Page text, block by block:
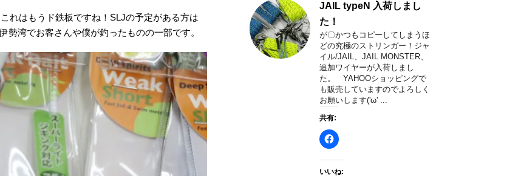
れはもうド鉄板ですね！SLJの予定がある方は
湾でお客さんや僕が釣ったものの一部です。
JAIL typeN 入荷しまし
た！
が〇かつもコピーしてしまうほ
どの究極のストリンガー！ジャ
イル/JAIL、JAIL MONSTER、
追加ワイヤーが入荷しまし
た。 YAHOOショッピングで
も販売していますのでよろしく
お願いします('ω' ...
共有:
いいね: